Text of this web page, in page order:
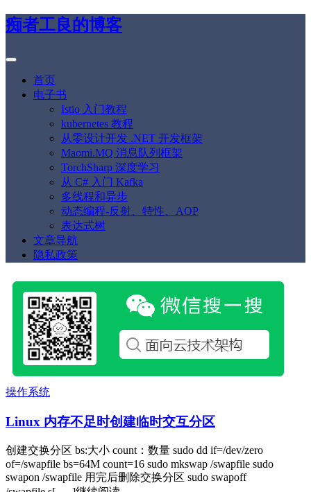
痴者工良的博客
首页
电子书
Istio 入门教程
kubernetes 教程
从零设计开发 .NET 开发框架
Maomi.MQ 消息队列框架
TorchSharp 深度学习
从 C# 入门 Kafka
多线程和异步
动态编程-反射、特性、AOP
表达式树
文章导航
隐私政策
操作系统
Linux 内存不足时创建临时交互分区
创建交换分区 bs:大小 count：数量 sudo dd if=/dev/zero
of=/swapfile bs=64M count=16 sudo mkswap /swapfile sudo
swapon /swapfile 用完后删除交换分区 sudo swapoff